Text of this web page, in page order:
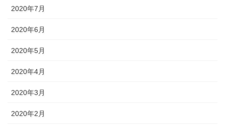
2020年7月
2020年6月
2020年5月
2020年4月
2020年3月
2020年2月